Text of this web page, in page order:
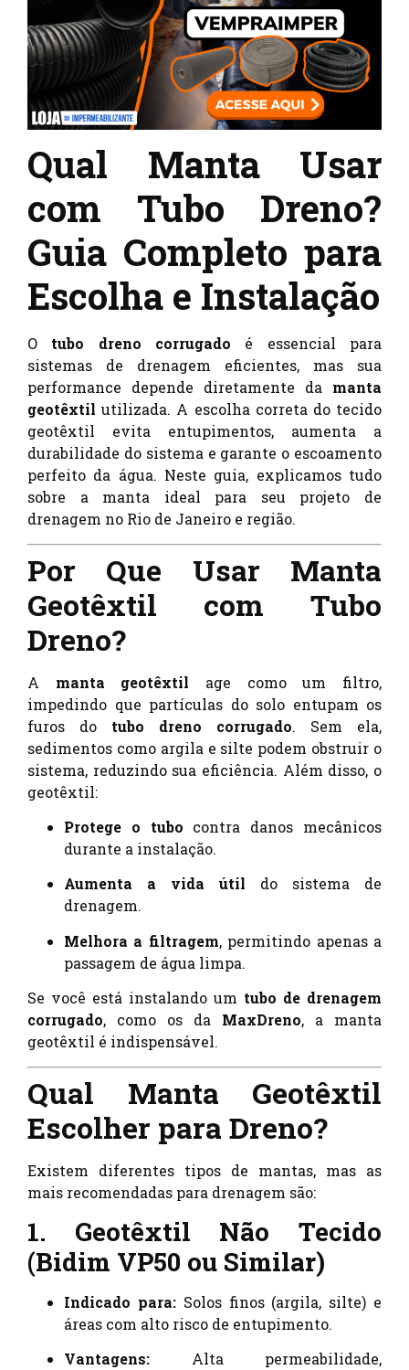
Qual Manta Usar
com Tubo Dreno?
Guia Completo para
Escolha e Instalação
O tubo dreno corrugado é essencial para
sistemas de drenagem eficientes, mas sua
performance depende diretamente da manta
geotêxtil utilizada. A escolha correta do tecido
geotêxtil evita entupimentos, aumenta a
durabilidade do sistema e garante o escoamento
perfeito da água. Neste guia, explicamos tudo
sobre a manta ideal para seu projeto de
drenagem no Rio de Janeiro e região.
Por Que Usar Manta
Geotêxtil com Tubo
Dreno?
A manta geotêxtil age como um filtro,
impedindo que partículas do solo entupam os
furos do tubo dreno corrugado. Sem ela,
sedimentos como argila e silte podem obstruir o
sistema, reduzindo sua eficiência. Além disso, o
geotêxtil:
Protege o tubo contra danos mecânicos
durante a instalação.
Aumenta a vida útil do sistema de
drenagem.
Melhora a filtragem, permitindo apenas a
passagem de água limpa.
Se você está instalando um tubo de drenagem
corrugado, como os da MaxDreno, a manta
geotêxtil é indispensável.
Qual Manta Geotêxtil
Escolher para Dreno?
Existem diferentes tipos de mantas, mas as
mais recomendadas para drenagem são:
1. Geotêxtil Não Tecido
(Bidim VP50 ou Similar)
Indicado para:Solos finos (argila, silte) e
áreas com alto risco de entupimento.
Vantagens: Alta permeabilidade,